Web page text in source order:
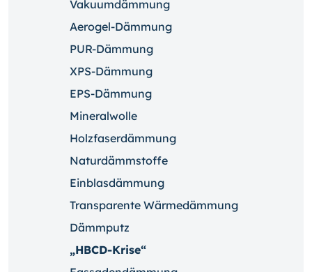
Vakuumdämmung
Aerogel-Dämmung
PUR-Dämmung
XPS-Dämmung
EPS-Dämmung
Mineralwolle
Holzfaserdämmung
Naturdämmstoffe
Einblasdämmung
Transparente Wärmedämmung
Dämmputz
„HBCD-Krise“